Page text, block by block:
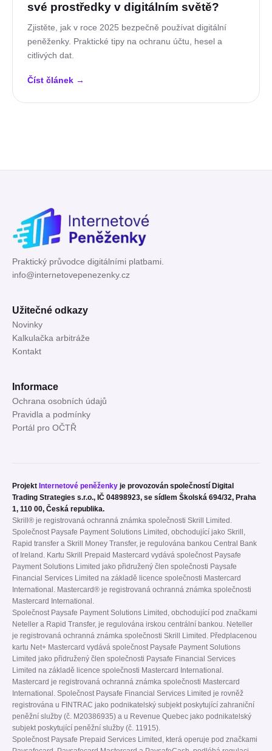
své prostředky v digitálním světě?
Zjistěte, jak v roce 2025 bezpečně používat digitální
peněženky. Praktické tipy na ochranu účtu, hesel a
citlivých dat.
Číst článek →
Praktický průvodce digitálními platbami.
info@internetovepenezenky.cz
Užitečné odkazy
Novinky
Kalkulačka arbitráže
Kontakt
Informace
Ochrana osobních údajů
Pravidla a podmínky
Portál pro OČTŘ
Projekt Internetové peněženky je provozován společností Digital
Trading Strategies s.r.o., IČ 04898923, se sídlem Školská 694/32, Praha
1, 110 00, Česká republika.
Skrill® je registrovaná ochranná známka společnosti Skrill Limited.
Společnost Paysafe Payment Solutions Limited, obchodující jako Skrill,
Rapid transfer a Skrill Money Transfer, je regulována bankou Central Bank
of Ireland. Kartu Skrill Prepaid Mastercard vydává společnost Paysafe
Payment Solutions Limited jako přidružený člen společnosti Paysafe
Financial Services Limited na základě licence společnosti Mastercard
International. Mastercard® je registrovaná ochranná známka společnosti
Mastercard International.
Společnost Paysafe Payment Solutions Limited, obchodující pod značkami
Neteller a Rapid Transfer, je regulována irskou centrální bankou. Neteller
je registrovaná ochranná známka společnosti Skrill Limited. Předplacenou
kartu Net+ Mastercard vydává společnost Paysafe Payment Solutions
Limited jako přidružený člen společnosti Paysafe Financial Services
Limited na základě licence společnosti Mastercard International.
Mastercard je registrovaná ochranná známka společnosti Mastercard
International. Společnost Paysafe Financial Services Limited je rovněž
registrována u FINTRAC jako podnikatelský subjekt poskytující zahraniční
peněžní služby (č. M20386935) a u Revenue Quebec jako podnikatelský
subjekt poskytující peněžní služby (č. 11915).
Společnost Paysafe Prepaid Services Limited, která operuje pod značkami